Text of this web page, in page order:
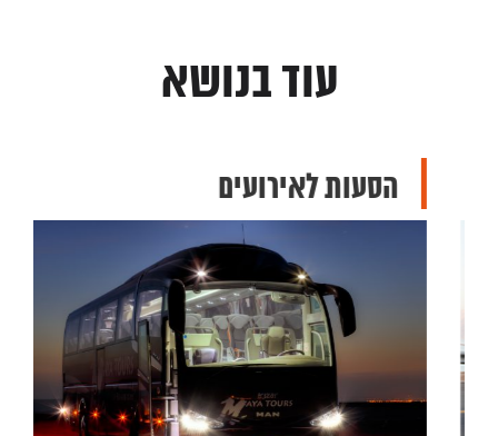
עוד בנושא
הסעות לאירועים